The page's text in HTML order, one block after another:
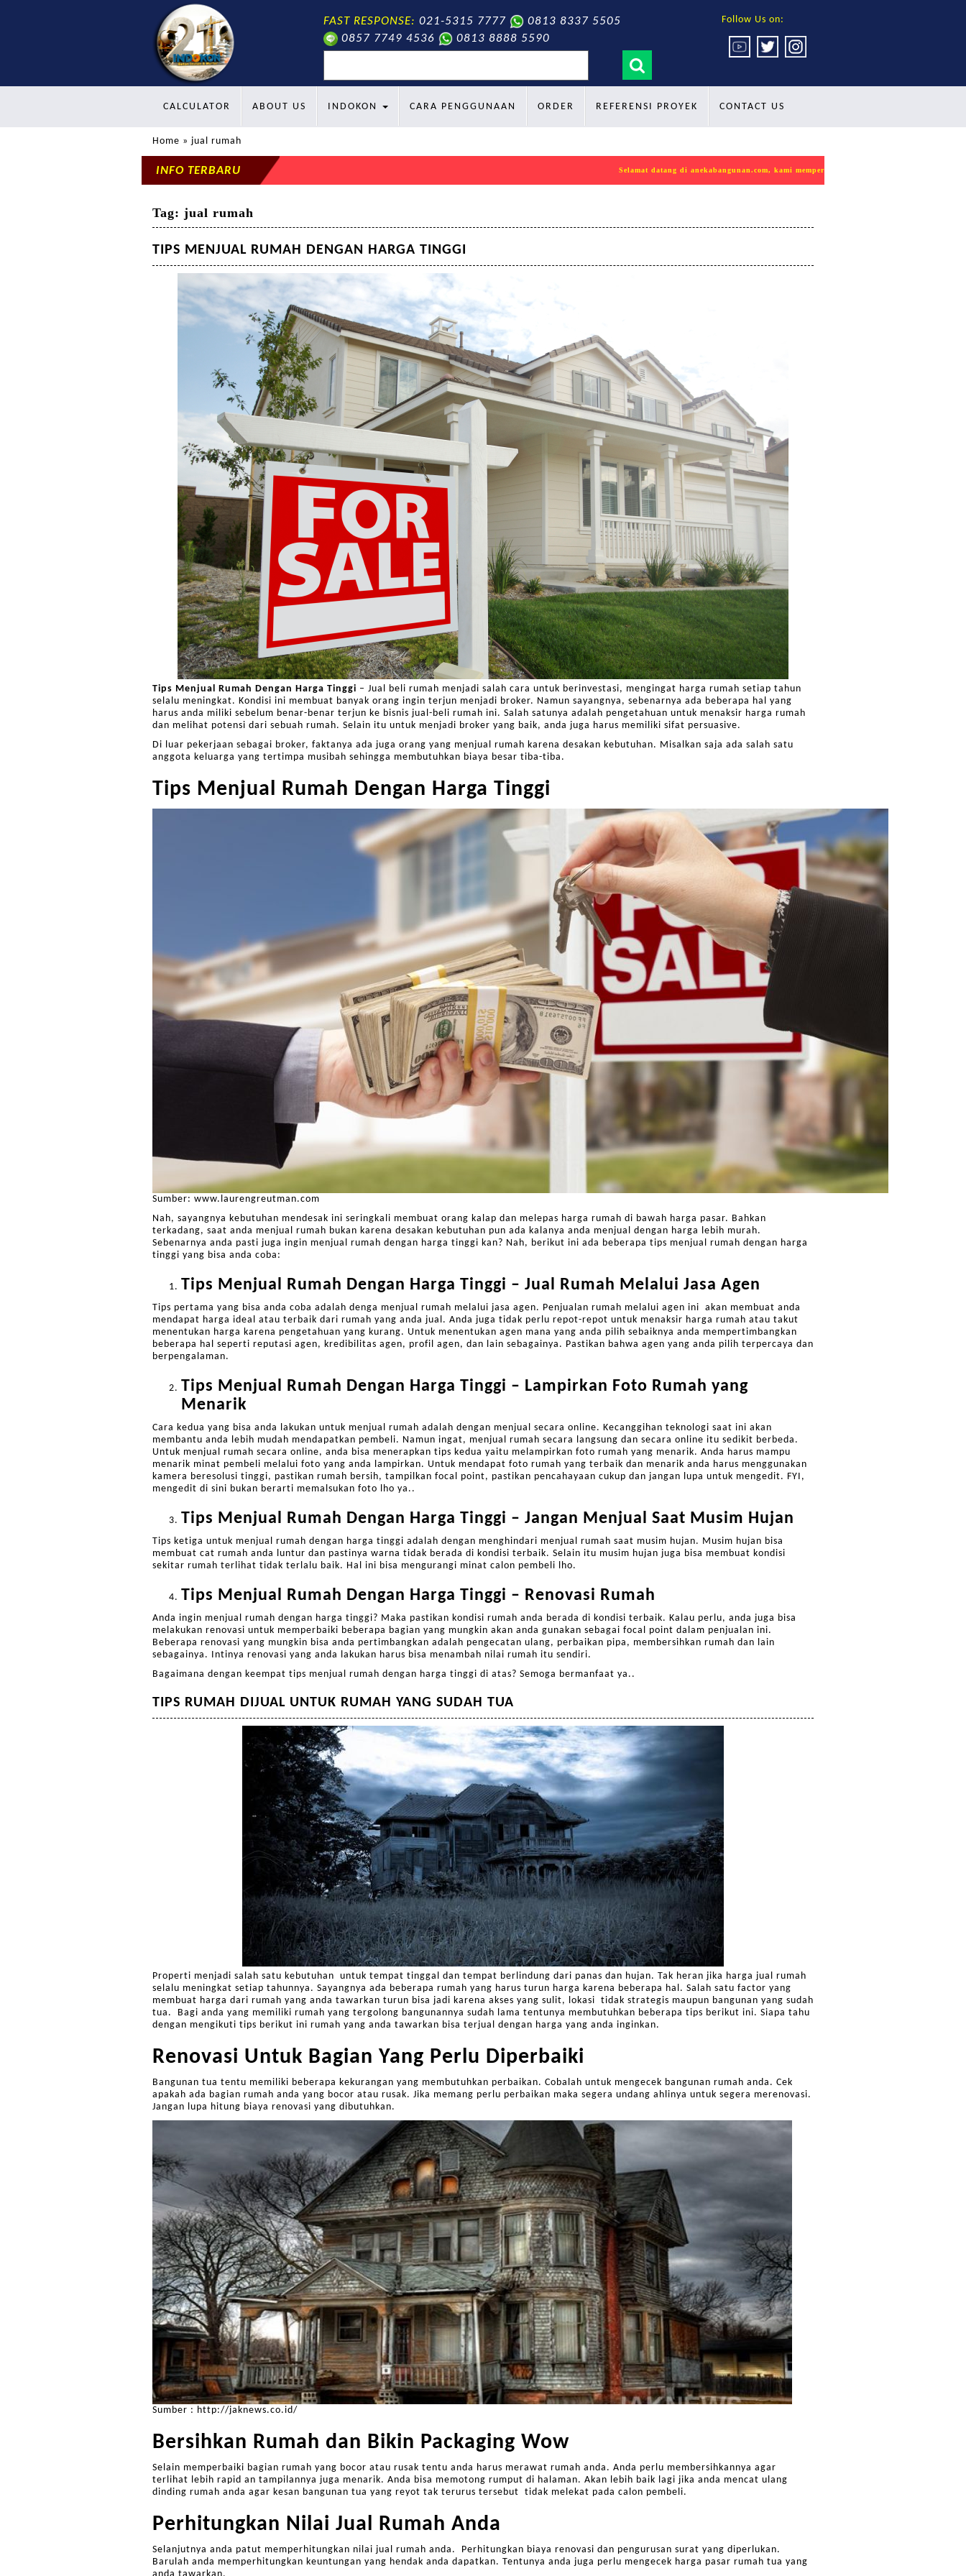
FAST RESPONSE: 021-5315 7777
0813 8337 5505
0857 7749 4536
0813 8888 5590
Follow Us on:
CALCULATOR ABOUT US INDOKON CARA PENGGUNAAN ORDER REFERENSI PROYEK CONTACT US
Home » jual rumah
INFO TERBARU Selamat datang di anekabangunan.com, kami mempersembahkan produk INDOKON sebagai solusi
Tag: jual rumah
TIPS MENJUAL RUMAH DENGAN HARGA TINGGI
Tips Menjual Rumah Dengan Harga Tinggi – Jual beli rumah menjadi salah cara untuk berinvestasi, mengingat harga rumah setiap tahun
selalu meningkat. Kondisi ini membuat banyak orang ingin terjun menjadi broker. Namun sayangnya, sebenarnya ada beberapa hal yang
harus anda miliki sebelum benar-benar terjun ke bisnis jual-beli rumah ini. Salah satunya adalah pengetahuan untuk menaksir harga rumah
dan melihat potensi dari sebuah rumah. Selain itu untuk menjadi broker yang baik, anda juga harus memiliki sifat persuasive.
Di luar pekerjaan sebagai broker, faktanya ada juga orang yang menjual rumah karena desakan kebutuhan. Misalkan saja ada salah satu
anggota keluarga yang tertimpa musibah sehingga membutuhkan biaya besar tiba-tiba.
Tips Menjual Rumah Dengan Harga Tinggi
Sumber: www.laurengreutman.com
Nah, sayangnya kebutuhan mendesak ini seringkali membuat orang kalap dan melepas harga rumah di bawah harga pasar. Bahkan
terkadang, saat anda menjual rumah bukan karena desakan kebutuhan pun ada kalanya anda menjual dengan harga lebih murah.
Sebenarnya anda pasti juga ingin menjual rumah dengan harga tinggi kan? Nah, berikut ini ada beberapa tips menjual rumah dengan harga
tinggi yang bisa anda coba:
Tips Menjual Rumah Dengan Harga Tinggi – Jual Rumah Melalui Jasa Agen
Tips pertama yang bisa anda coba adalah denga menjual rumah melalui jasa agen. Penjualan rumah melalui agen ini akan membuat anda
mendapat harga ideal atau terbaik dari rumah yang anda jual. Anda juga tidak perlu repot-repot untuk menaksir harga rumah atau takut
menentukan harga karena pengetahuan yang kurang. Untuk menentukan agen mana yang anda pilih sebaiknya anda mempertimbangkan
beberapa hal seperti reputasi agen, kredibilitas agen, profil agen, dan lain sebagainya. Pastikan bahwa agen yang anda pilih terpercaya dan
berpengalaman.
Tips Menjual Rumah Dengan Harga Tinggi – Lampirkan Foto Rumah yang
Menarik
Cara kedua yang bisa anda lakukan untuk menjual rumah adalah dengan menjual secara online. Kecanggihan teknologi saat ini akan
membantu anda lebih mudah mendapatkan pembeli. Namun ingat, menjual rumah secara langsung dan secara online itu sedikit berbeda.
Untuk menjual rumah secara online, anda bisa menerapkan tips kedua yaitu melampirkan foto rumah yang menarik. Anda harus mampu
menarik minat pembeli melalui foto yang anda lampirkan. Untuk mendapat foto rumah yang terbaik dan menarik anda harus menggunakan
kamera beresolusi tinggi, pastikan rumah bersih, tampilkan focal point, pastikan pencahayaan cukup dan jangan lupa untuk mengedit. FYI,
mengedit di sini bukan berarti memalsukan foto lho ya..
Tips Menjual Rumah Dengan Harga Tinggi – Jangan Menjual Saat Musim Hujan
Tips ketiga untuk menjual rumah dengan harga tinggi adalah dengan menghindari menjual rumah saat musim hujan. Musim hujan bisa
membuat cat rumah anda luntur dan pastinya warna tidak berada di kondisi terbaik. Selain itu musim hujan juga bisa membuat kondisi
sekitar rumah terlihat tidak terlalu baik. Hal ini bisa mengurangi minat calon pembeli lho.
Tips Menjual Rumah Dengan Harga Tinggi – Renovasi Rumah
Anda ingin menjual rumah dengan harga tinggi? Maka pastikan kondisi rumah anda berada di kondisi terbaik. Kalau perlu, anda juga bisa
melakukan renovasi untuk memperbaiki beberapa bagian yang mungkin akan anda gunakan sebagai focal point dalam penjualan ini.
Beberapa renovasi yang mungkin bisa anda pertimbangkan adalah pengecatan ulang, perbaikan pipa, membersihkan rumah dan lain
sebagainya. Intinya renovasi yang anda lakukan harus bisa menambah nilai rumah itu sendiri.
Bagaimana dengan keempat tips menjual rumah dengan harga tinggi di atas? Semoga bermanfaat ya..
TIPS RUMAH DIJUAL UNTUK RUMAH YANG SUDAH TUA
Properti menjadi salah satu kebutuhan untuk tempat tinggal dan tempat berlindung dari panas dan hujan. Tak heran jika harga jual rumah
selalu meningkat setiap tahunnya. Sayangnya ada beberapa rumah yang harus turun harga karena beberapa hal. Salah satu factor yang
membuat harga dari rumah yang anda tawarkan turun bisa jadi karena akses yang sulit, lokasi tidak strategis maupun bangunan yang sudah
tua. Bagi anda yang memiliki rumah yang tergolong bangunannya sudah lama tentunya membutuhkan beberapa tips berikut ini. Siapa tahu
dengan mengikuti tips berikut ini rumah yang anda tawarkan bisa terjual dengan harga yang anda inginkan.
Renovasi Untuk Bagian Yang Perlu Diperbaiki
Bangunan tua tentu memiliki beberapa kekurangan yang membutuhkan perbaikan. Cobalah untuk mengecek bangunan rumah anda. Cek
apakah ada bagian rumah anda yang bocor atau rusak. Jika memang perlu perbaikan maka segera undang ahlinya untuk segera merenovasi.
Jangan lupa hitung biaya renovasi yang dibutuhkan.
Sumber : http://jaknews.co.id/
Bersihkan Rumah dan Bikin Packaging Wow
Selain memperbaiki bagian rumah yang bocor atau rusak tentu anda harus merawat rumah anda. Anda perlu membersihkannya agar
terlihat lebih rapid an tampilannya juga menarik. Anda bisa memotong rumput di halaman. Akan lebih baik lagi jika anda mencat ulang
dinding rumah anda agar kesan bangunan tua yang reyot tak terurus tersebut tidak melekat pada calon pembeli.
Perhitungkan Nilai Jual Rumah Anda
Selanjutnya anda patut memperhitungkan nilai jual rumah anda. Perhitungkan biaya renovasi dan pengurusan surat yang diperlukan.
Barulah anda memperhitungkan keuntungan yang hendak anda dapatkan. Tentunya anda juga perlu mengecek harga pasar rumah tua yang